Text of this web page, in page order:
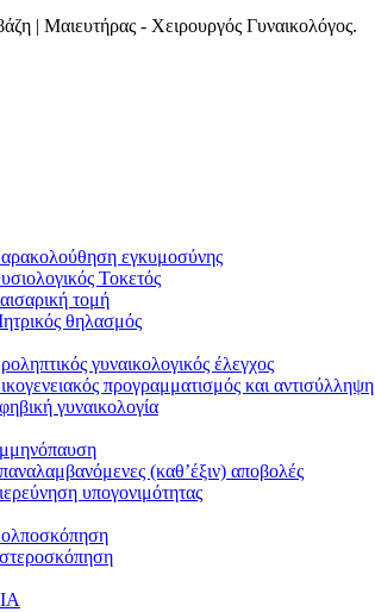
| Μαιευτήρας - Χειρουργός Γυναικολόγος.
εγκυμοσύνης
Τοκετός
τομή
θηλασμός
γυναικολογικός έλεγχος
προγραμματισμός και αντισύλληψη
γυναικολογία
(καθ’έξιν) αποβολές
υπογονιμότητας